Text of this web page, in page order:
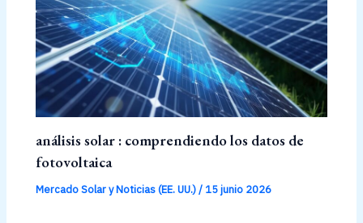
análisis solar : comprendiendo los datos de
fotovoltaica
Mercado Solar y Noticias (EE. UU.)/ 15 junio 2026